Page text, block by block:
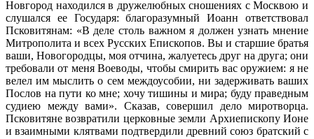
Новгород находился в дружелюбных сношениях с Москвою и
слушался ее Государя: благоразумный Иоанн ответствовал
Псковитянам: «В деле столь важном я должен узнать мнение
Митрополита и всех Русских Епископов. Вы и старшие братья
ваши, Новогородцы, моя отчина, жалуетесь друг на друга; они
требовали от меня Воеводы, чтобы смирить вас оружием: я не
велел им мыслить о сем междоусобии, ни задерживать ваших
Послов на пути ко мне; хочу тишины и мира; буду праведным
судиею между вами». Сказав, совершил дело миротворца.
Псковитяне возвратили церковные земли Архиепископу Ионе
и взаимными клятвами подтвердили древний союз братский с